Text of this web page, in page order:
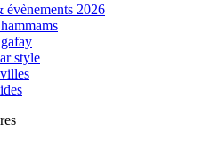
évènements 2026
style